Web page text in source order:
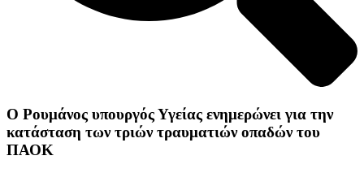
Ο Ρουμάνος υπουργός Υγείας ενημερώνει για την
κατάσταση των τριών τραυματιών οπαδών του
ΠΑΟΚ